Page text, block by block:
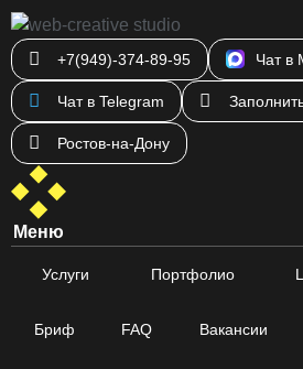
+7(949)-374-89-95 Чат в
Чат в Telegram
Ростов-на-Дону
Меню
Услуги Портфолио
Бриф FAQ Вакансии